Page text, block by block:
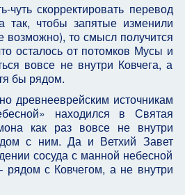
чуть скорректировать перевод
так, чтобы запятые изменили
возможно), то смысл получится
осталось от потомков Мусы и
вовсе не внутри Ковчега, а
бы рядом.
древнееврейским источникам
находился в Святая
как раз вовсе не внутри
с ним. Да и Ветхий Завет
сосуда с манной небесной
рядом с Ковчегом, а не внутри